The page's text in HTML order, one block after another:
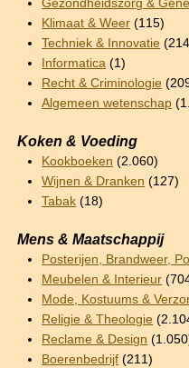
Gezondheidszorg &
Klimaat & Weer (115)
Techniek & Innovatie
Informatica (1)
Recht & Criminologie
Algemeen wetenschap
Koken & Voeding
Kookboeken (2.060)
Wijnen & Dranken (127)
Tabak (18)
Mens & Maatschappij
Posterijen, Brandweer,
Meubelen & Interieur
Mode, Kostuums &
Religie & Theologie
Reclame & Design
Boerenbedrijf (211)